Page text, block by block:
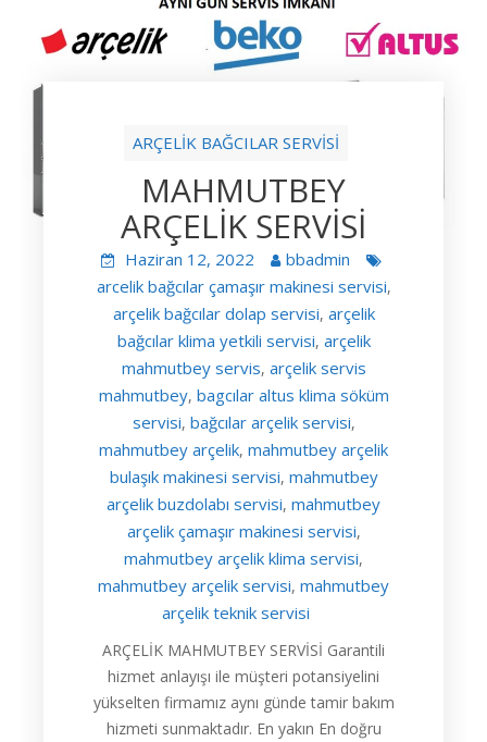
ARÇELİK BAĞCILAR SERVİSİ
MAHMUTBEY
ARÇELİK SERVİSİ
Haziran 12, 2022
bbadmin
arcelik bağcılar çamaşır makinesi servisi,
arçelik bağcılar dolap servisi, arçelik
bağcılar klima yetkili servisi, arçelik
mahmutbey servis, arçelik servis
mahmutbey, bagcılar altus klima söküm
servisi, bağcılar arçelik servisi,
mahmutbey arçelik, mahmutbey arçelik
bulaşık makinesi servisi, mahmutbey
arçelik buzdolabı servisi, mahmutbey
arçelik çamaşır makinesi servisi,
mahmutbey arçelik klima servisi,
mahmutbey arçelik servisi, mahmutbey
arçelik teknik servisi
ARÇELİK MAHMUTBEY SERVİSİ Garantili
hizmet anlayışı ile müşteri potansiyelini
yükselten firmamız aynı günde tamir bakım
hizmeti sunmaktadır. En yakın En doğru